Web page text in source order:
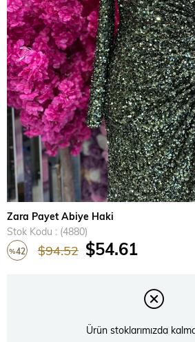
Zara Payet Abiye Haki
Stok Kodu
(4880)
%42 $94.52 $54.61
Ürün stoklarımızda